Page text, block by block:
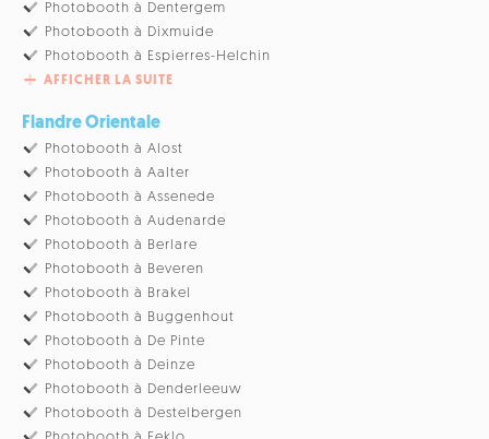
Photobooth à Dentergem
Photobooth à Dixmuide
Photobooth à Espierres-Helchin
AFFICHER LA SUITE
Flandre Orientale
Photobooth à Alost
Photobooth à Aalter
Photobooth à Assenede
Photobooth à Audenarde
Photobooth à Berlare
Photobooth à Beveren
Photobooth à Brakel
Photobooth à Buggenhout
Photobooth à De Pinte
Photobooth à Deinze
Photobooth à Denderleeuw
Photobooth à Destelbergen